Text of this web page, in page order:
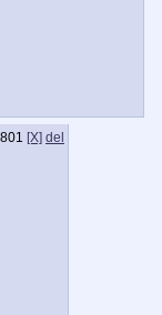
[X] del